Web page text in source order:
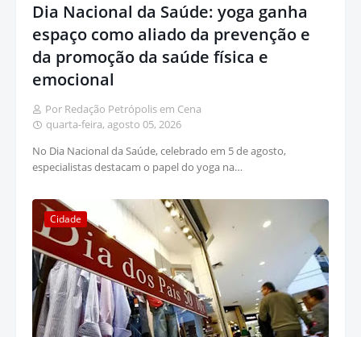
Dia Nacional da Saúde: yoga ganha
espaço como aliado da prevenção e
da promoção da saúde física e
emocional
Por Redação Petrópolis em Cena
quarta-feira, agosto 05, 2026
No Dia Nacional da Saúde, celebrado em 5 de agosto,
especialistas destacam o papel do yoga na…
Cidade